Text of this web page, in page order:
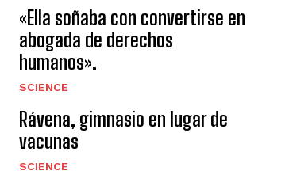
«Ella soñaba con convertirse en
abogada de derechos
humanos».
SCIENCE
Rávena, gimnasio en lugar de
vacunas
SCIENCE